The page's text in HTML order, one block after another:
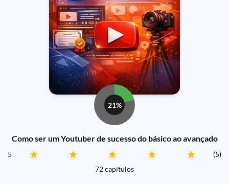
21%
Como ser um Youtuber de sucesso do básico ao avançado
5
(5)
72 capítulos